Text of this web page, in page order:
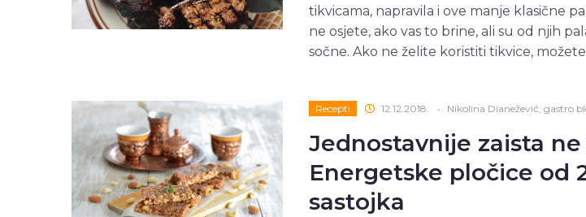
tikvicama, napravila i ove manje klasične
ne osjete, ako vas to brine, ali su od njih
sočne. Ako ne želite koristiti tikvice,
Recepti 12.12.2018. • Nikolina Dianežević, gastro
Jednostavnije zaista
Energetske pločice od
sastojka